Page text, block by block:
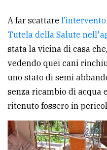
pubblicità
CERCA
Cerca
per
comune
Ricerca
avanzata
A far scattare
Tutela della Salute
stata la vicina di casa
vedendo quei cani
uno stato di semi
senza ricambio di acqua
ritenuto fossero in